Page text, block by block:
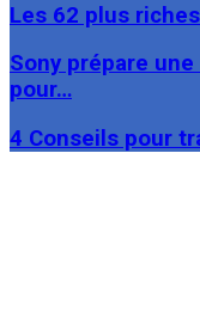
Les 62 plus
Sony prépare
pour…
4 Conseils pour